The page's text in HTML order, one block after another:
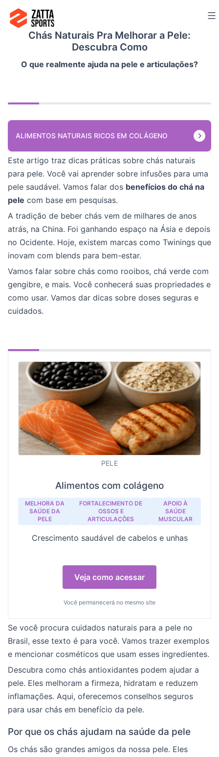
para
Chás Naturais Pra Melhorar a Pele:
Descubra Como
O que realmente ajuda na pele e articulações?
ALIMENTOS NATURAIS RICOS EM COLÁGENO
Este artigo traz dicas práticas sobre chás naturais
para pele. Você vai aprender sobre infusões para uma
pele saudável. Vamos falar dos benefícios do chá na
pele com base em pesquisas.
A tradição de beber chás vem de milhares de anos
atrás, na China. Foi ganhando espaço na Ásia e depois
no Ocidente. Hoje, existem marcas como Twinings que
inovam com blends para bem-estar.
Vamos falar sobre chás como rooibos, chá verde com
gengibre, e mais. Você conhecerá suas propriedades e
como usar. Vamos dar dicas sobre doses seguras e
cuidados.
PELE
Alimentos com colágeno
MELHORA DA
SAÚDE DA
PELE
FORTALECIMENTO DE
OSSOS E
ARTICULAÇÕES
APOIO À
SAÚDE
MUSCULAR
Crescimento saudável de cabelos e unhas
Veja como acessar
Você permanecerá no mesmo site
Se você procura cuidados naturais para a pele no
Brasil, esse texto é para você. Vamos trazer exemplos
e mencionar cosméticos que usam esses ingredientes.
Descubra como chás antioxidantes podem ajudar a
pele. Eles melhoram a firmeza, hidratam e reduzem
inflamações. Aqui, oferecemos conselhos seguros
para usar chás em benefício da pele.
Por que os chás ajudam na saúde da pele
Os chás são grandes amigos da nossa pele. Eles